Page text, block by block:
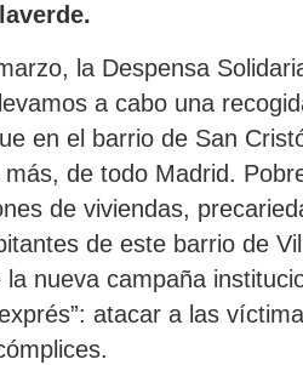
la Despensa
a cabo una
en el barrio de San
de todo Madrid.
de viviendas,
de este barrio de
nueva campaña
atacar a las